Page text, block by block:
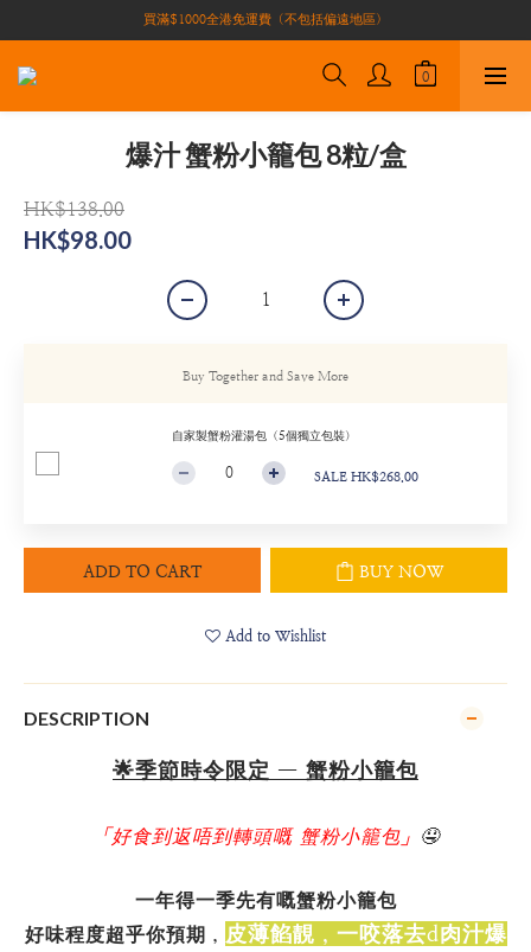
買滿$1000全港免運費（不包括偏遠地區）
買滿$1000全港免運費（不包括偏遠地區）
加入會員即有10積分 （積分可作現金下次使用）| 全港免運費🚚
買滿$1000全港免運費（不包括偏遠地區）
爆汁 蟹粉小籠包 8粒/盒
HK$138.00
HK$98.00
Buy Together and Save More
自家製蟹粉灌湯包（5個獨立包裝）
SALE HK$268.00
ADD TO CART BUY NOW
Add to Wishlist
DESCRIPTION
🌟季節時令限定 — 蟹粉小籠包
「好食到返唔到轉頭嘅 蟹粉小籠包」 🤤
一年得一季先有嘅蟹粉小籠包
好味程度超乎你預期， 皮薄餡靚，一咬落去d肉汁爆